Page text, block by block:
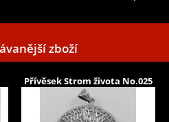
zboží
Přívěsek Strom života No.025